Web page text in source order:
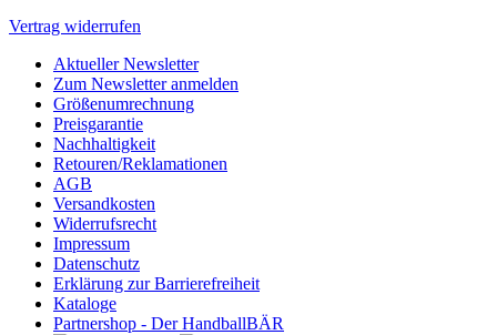
Vertrag widerrufen
Aktueller Newsletter
Zum Newsletter anmelden
Größenumrechnung
Preisgarantie
Nachhaltigkeit
Retouren/Reklamationen
AGB
Versandkosten
Widerrufsrecht
Impressum
Datenschutz
Erklärung zur Barrierefreiheit
Kataloge
Partnershop - Der HandballBÄR